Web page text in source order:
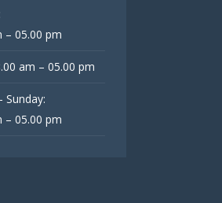
– 05.00 pm
am – 05.00 pm
Sunday:
– 05.00 pm